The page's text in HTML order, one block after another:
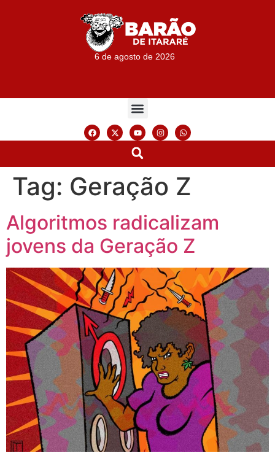
6 de agosto de 2026
Tag: Geração Z
Algoritmos radicalizam
jovens da Geração Z